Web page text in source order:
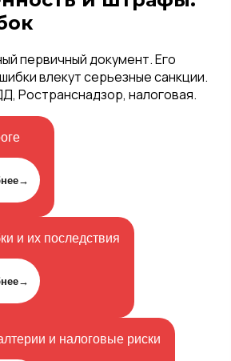
первичный документ. Его
влекут серьезные санкции.
Ространснадзор, налоговая.
→
и их последствия
→
и налоговые риски